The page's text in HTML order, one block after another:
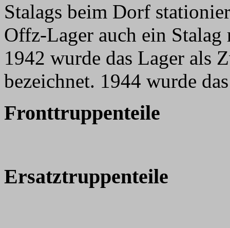
Stalags beim Dorf
Offz-Lager auch ein
1942 wurde das Lager als
bezeichnet. 1944 wurde
Fronttruppenteile
Ersatztruppenteile